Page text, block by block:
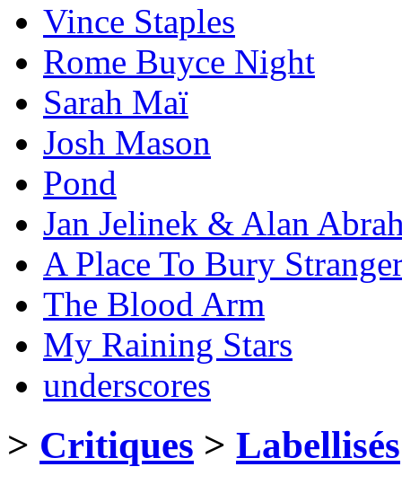
Vince Staples
Rome Buyce Night
Sarah Maï
Josh Mason
Pond
Jan Jelinek & Alan
A Place To Bury
The Blood Arm
My Raining Stars
underscores
> Critiques > Labellisés